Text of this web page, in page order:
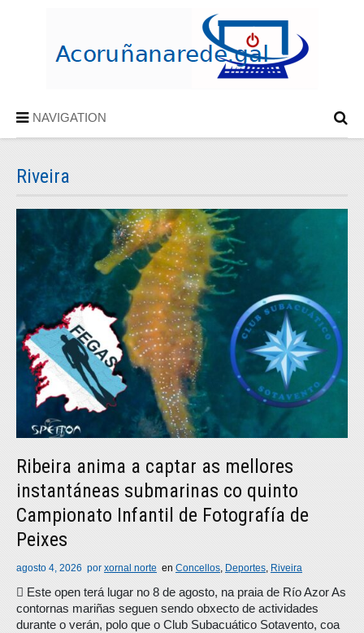
NAVIGATION
Riveira
Ribeira anima a captar as mellores
instantáneas submarinas co quinto
Campionato Infantil de Fotografía de
Peixes
agosto 4, 2026 por xornal norte en Concellos, Deportes, Riveira
 Este open terá lugar no 8 de agosto, na praia de Río Azor As
contornas mariñas seguen sendo obxecto de actividades
durante o verán, polo que o Club Subacuático Sotavento, coa